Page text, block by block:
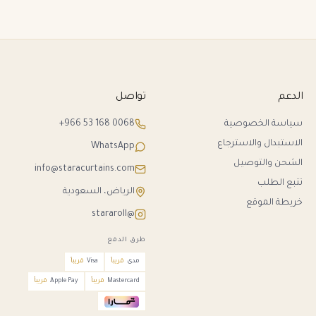
الدعم
سياسة الخصوصية
الاستبدال والاسترجاع
الشحن والتوصيل
تتبع الطلب
خريطة الموقع
تواصل
+966 53 168 0068
WhatsApp
info@staracurtains.com
الرياض، السعودية
@stararoll
طرق الدفع
مدى قريباً Visa قريباً
Mastercard قريباً Apple Pay قريباً